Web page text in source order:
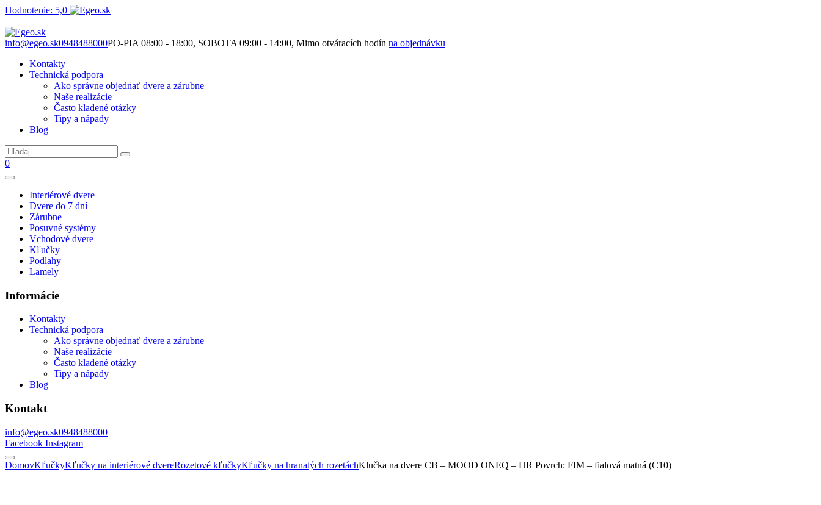
Hodnotenie: 5,0
info@egeo.sk0948488000PO-PIA 08:00 - 18:00, SOBOTA 09:00 - 14:00, Mimo otváracích hodín na objednávku
Kontakty
Technická podpora
Ako správne objednať dvere a zárubne
Naše realizácie
Často kladené otázky
Tipy a nápady
Blog
0
Interiérové dvere
Dvere do 7 dní
Zárubne
Posuvné systémy
Vchodové dvere
Kľučky
Podlahy
Lamely
Informácie
Kontakty
Technická podpora
Ako správne objednať dvere a zárubne
Naše realizácie
Často kladené otázky
Tipy a nápady
Blog
Kontakt
info@egeo.sk0948488000
Facebook Instagram
DomovKľučkyKľučky na interiérové dvereRozetové kľučkyKľučky na hranatých rozetáchKlučka na dvere CB – MOOD ONEQ – HR Povrch: FIM – fialová matná (C10)